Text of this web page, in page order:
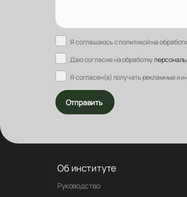
Я соглашаюсь с политикой на
Даю согласие на обработку
Я согласен(а) получать рекламные и
Отправить
Об институте
Руководство